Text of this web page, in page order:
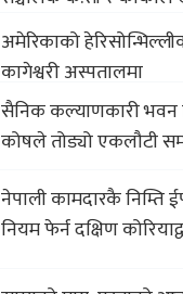
सदस्यको करोडौं बचत
अमेरिकाको
कागेश्वरी अस्पतालमा
सैनिक कल्याणकारी भवन
कोषले तोड्यो एकलौटी
(भिडियो)
नेपाली कामदारकै निम्ति
नियम फेर्न दक्षिण